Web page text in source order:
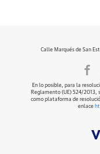
Calle Marqués de San
En lo posible, para la
Reglamento (UE) 524/2013,
como plataforma de
enlace